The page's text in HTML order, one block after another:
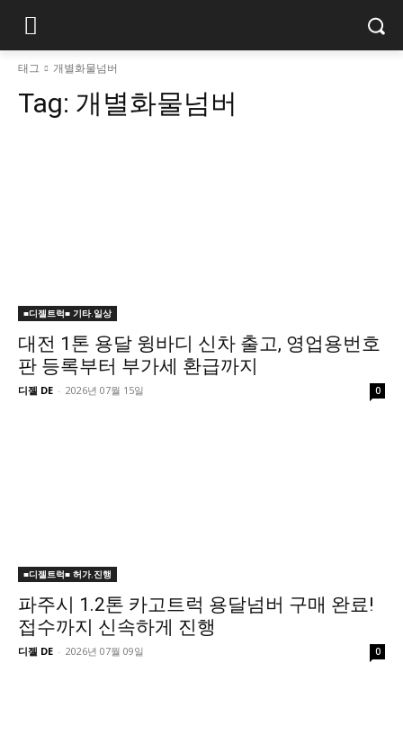
태그 개별화물넘버
Tag: 개별화물넘버
■디젤트럭■ 기타.일상
대전 1톤 용달 윙바디 신차 출고, 영업용번호
판 등록부터 부가세 환급까지
디젤 DE - 2026년 07월 15일 0
■디젤트럭■ 허가.진행
파주시 1.2톤 카고트럭 용달넘버 구매 완료!
접수까지 신속하게 진행
디젤 DE - 2026년 07월 09일 0